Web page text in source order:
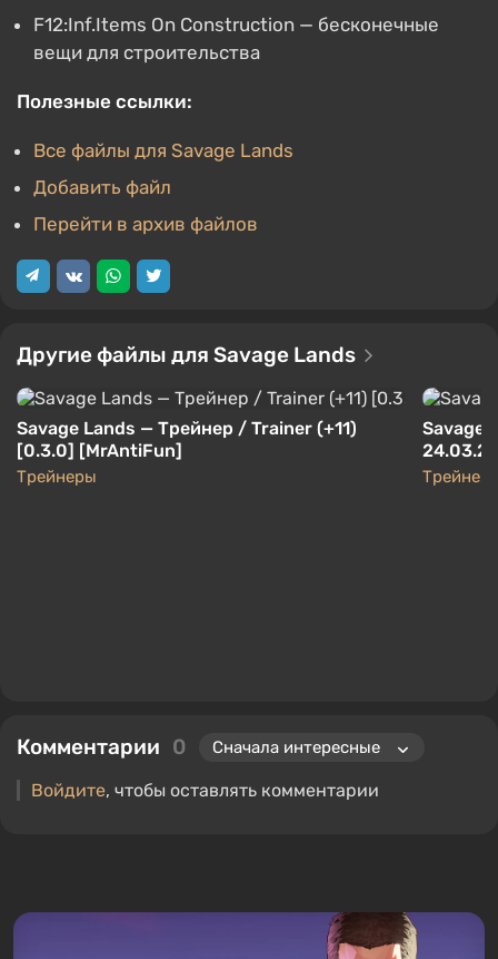
F12:Inf.Items On Construction — бесконечные
вещи для строительства
Полезные ссылки:
Все файлы для Savage Lands
Добавить файл
Перейти в архив файлов
Другие файлы для Savage Lands
Savage Lands — Трейнер / Trainer (+11)
[0.3.0] [MrAntiFun]
Трейнеры
Savage
Комментарии 0
Войдите, чтобы оставлять комментарии